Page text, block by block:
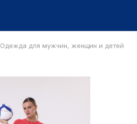
Одежда для мужчин, женщин и детей